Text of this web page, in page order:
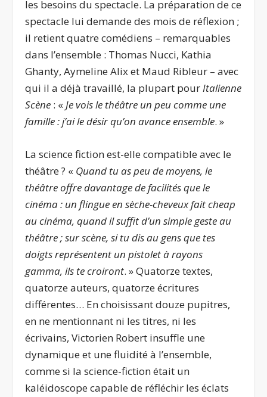
les besoins du spectacle. La préparation de ce
spectacle lui demande des mois de réflexion ;
il retient quatre comédiens – remarquables
dans l’ensemble : Thomas Nucci, Kathia
Ghanty, Aymeline Alix et Maud Ribleur – avec
qui il a déjà travaillé, la plupart pourItalienne
Scène : «Je vois le théâtre un peu comme une
famille : j’ai le désir qu’on avance ensemble. »
La science fiction est-elle compatible avec le
théâtre ? « Quand tu as peu de moyens, le
théâtre offre davantage de facilités que le
cinéma : un flingue en sèche-cheveux fait cheap
au cinéma, quand il suffit d’un simple geste au
théâtre ; sur scène, si tu dis au gens que tes
doigts représentent un pistolet à rayons
gamma, ils te croiront. » Quatorze textes,
quatorze auteurs, quatorze écritures
différentes… En choisissant douze pupitres,
en ne mentionnant ni les titres, ni les
écrivains, Victorien Robert insuffle une
dynamique et une fluidité à l’ensemble,
comme si la science-fiction était un
kaléidoscope capable de réfléchir les éclats